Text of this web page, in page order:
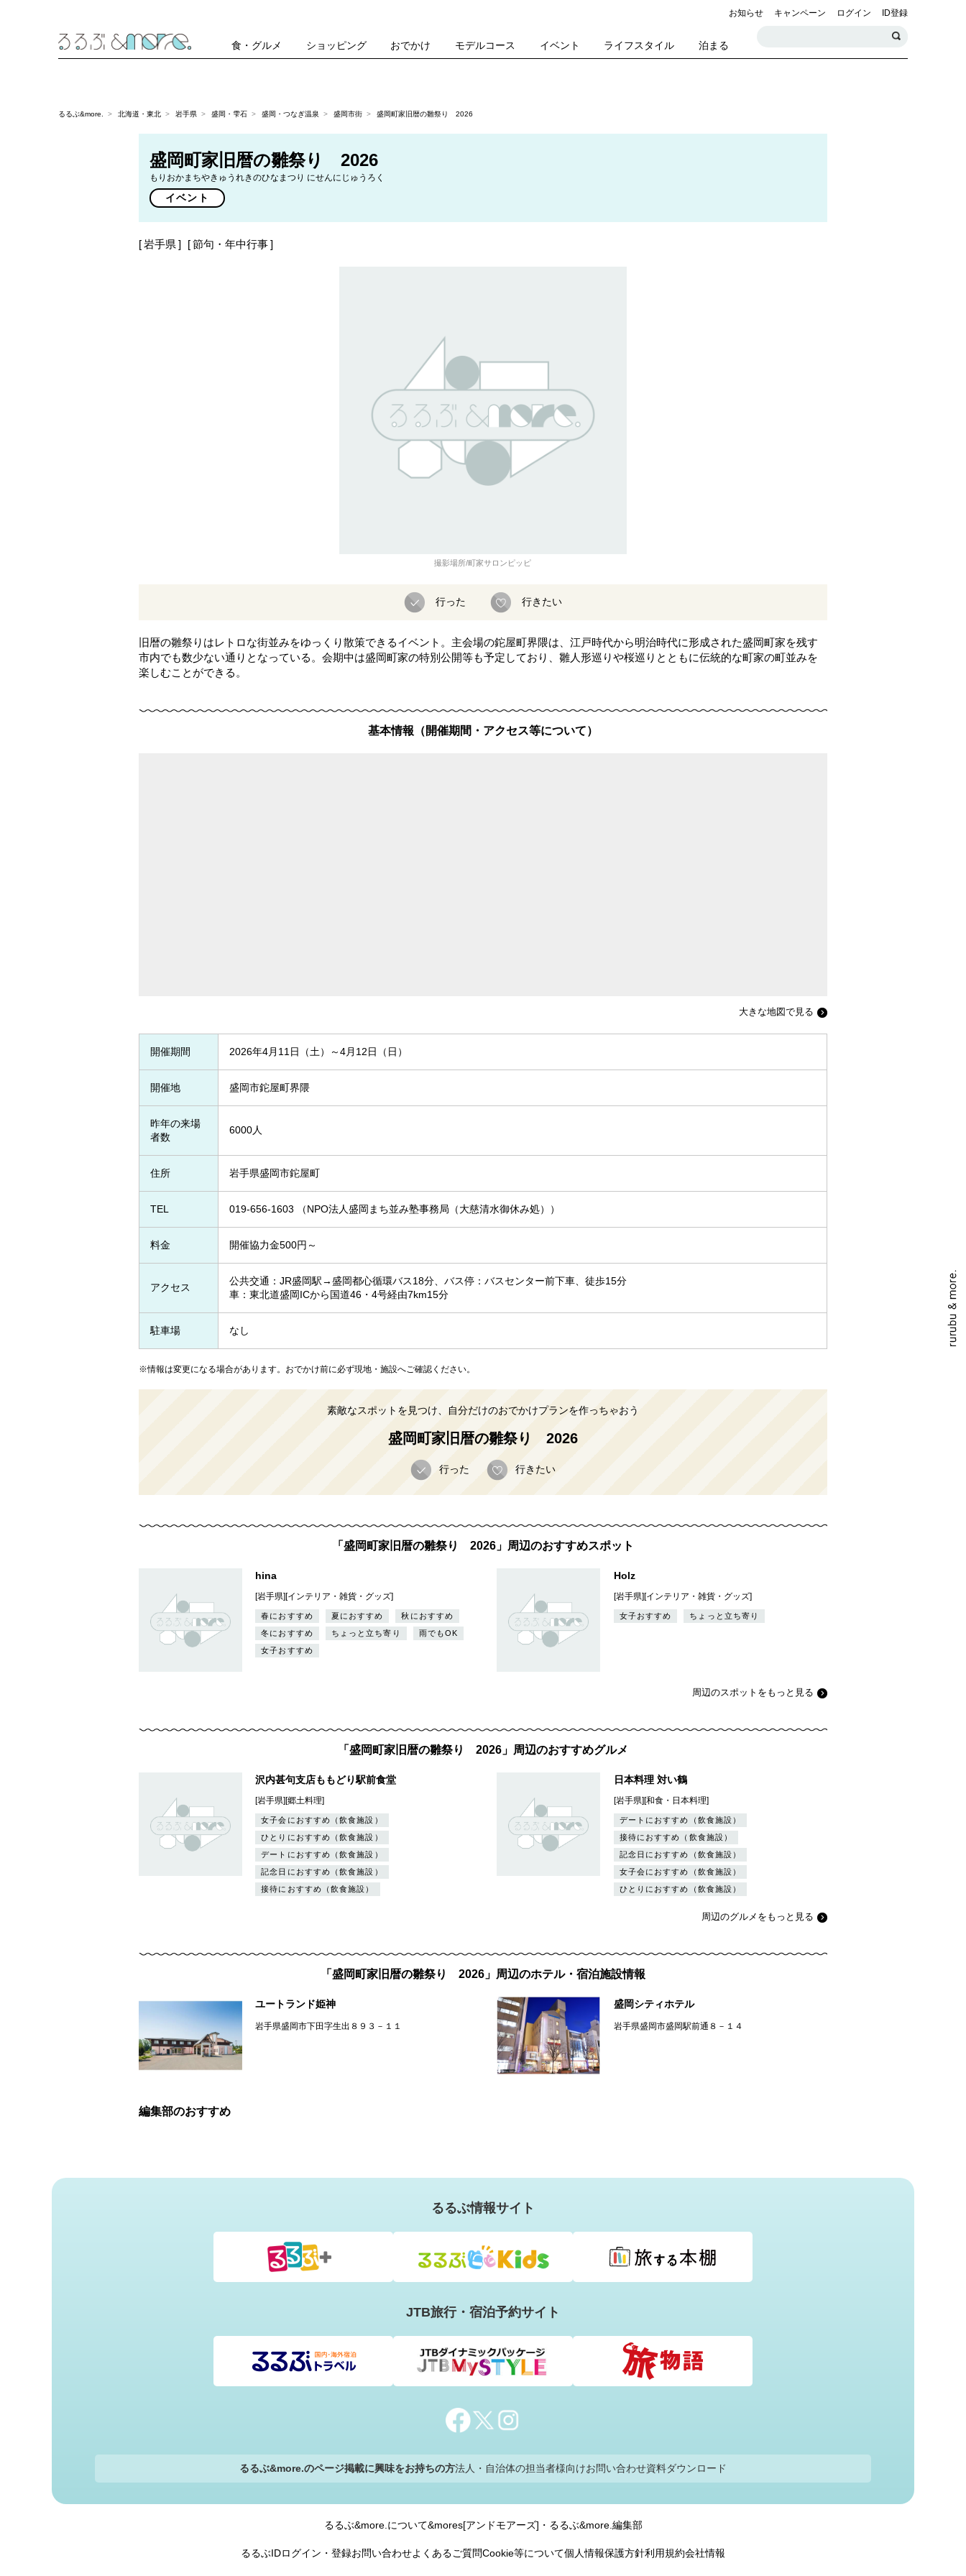
お知らせ キャンペーン ログイン ID登録
食・グルメ ショッピング おでかけ モデルコース イベント ライフスタイル 泊まる
るるぶ&more. 北海道・東北 岩手県 盛岡・雫石 盛岡・つなぎ温泉 盛岡市街 盛岡町家旧暦の雛祭り 2026
盛岡町家旧暦の雛祭り 2026
もりおかまちやきゅうれきのひなまつり にせんにじゅうろく
イベント
岩手県 節句・年中行事
撮影場所/町家サロンピッピ
行った 行きたい
旧暦の雛祭りはレトロな街並みをゆっくり散策できるイベント。主会場の鉈屋町界隈は、江戸時代から明治時代に形成された盛岡町家を残す
市内でも数少ない通りとなっている。会期中は盛岡町家の特別公開等も予定しており、雛人形巡りや桜巡りとともに伝統的な町家の町並みを
楽しむことができる。
基本情報（開催期間・アクセス等について）
大きな地図で見る
開催期間 2026年4月11日（土）～4月12日（日）
開催地 盛岡市鉈屋町界隈
昨年の来場
者数
6000人
住所 岩手県盛岡市鉈屋町
TEL 019-656-1603 （NPO法人盛岡まち並み塾事務局（大慈清水御休み処））
料金 開催協力金500円～
アクセス
公共交通：JR盛岡駅→盛岡都心循環バス18分、バス停：バスセンター前下車、徒歩15分
車：東北道盛岡ICから国道46・4号経由7km15分
駐車場 なし
※情報は変更になる場合があります。おでかけ前に必ず現地・施設へご確認ください。
素敵なスポットを見つけ、自分だけのおでかけプランを作っちゃおう
盛岡町家旧暦の雛祭り 2026
行った 行きたい
「盛岡町家旧暦の雛祭り 2026」周辺のおすすめスポット
hina
[岩手県][インテリア・雑貨・グッズ]
春におすすめ 夏におすすめ
秋におすすめ
冬におすすめ
ちょっと立ち寄り
雨でもOK
女子おすすめ
Holz
[岩手県][インテリア・雑貨・グッズ]
女子おすすめ ちょっと立ち寄り
周辺のスポットをもっと見る
「盛岡町家旧暦の雛祭り 2026」周辺のおすすめグルメ
沢内甚句支店ももどり駅前食堂
[岩手県][郷土料理]
女子会におすすめ（飲食施設）
ひとりにおすすめ（飲食施設）
デートにおすすめ（飲食施設）
記念日におすすめ（飲食施設）
接待におすすめ（飲食施設）
日本料理 対い鶴
[岩手県][和食・日本料理]
デートにおすすめ（飲食施設）
接待におすすめ（飲食施設）
記念日におすすめ（飲食施設）
女子会におすすめ（飲食施設）
ひとりにおすすめ（飲食施設）
周辺のグルメをもっと見る
「盛岡町家旧暦の雛祭り 2026」周辺のホテル・宿泊施設情報
ユートランド姫神
岩手県盛岡市下田字生出８９３－１１
盛岡シティホテル
岩手県盛岡市盛岡駅前通８－１４
編集部のおすすめ
るるぶ情報サイト
JTB旅行・宿泊予約サイト
るるぶ&more.のページ掲載に興味をお持ちの方法人・自治体の担当者様向けお問い合わせ資料ダウンロード
るるぶ&more.について&mores[アンドモアーズ]・るるぶ&more.編集部
るるぶIDログイン・登録お問い合わせよくあるご質問Cookie等について個人情報保護方針利用規約会社情報